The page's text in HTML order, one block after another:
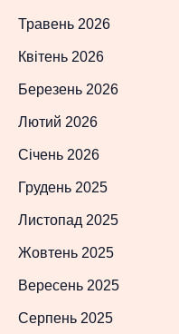
Травень 2026
Квітень 2026
Березень 2026
Лютий 2026
Січень 2026
Грудень 2025
Листопад 2025
Жовтень 2025
Вересень 2025
Серпень 2025